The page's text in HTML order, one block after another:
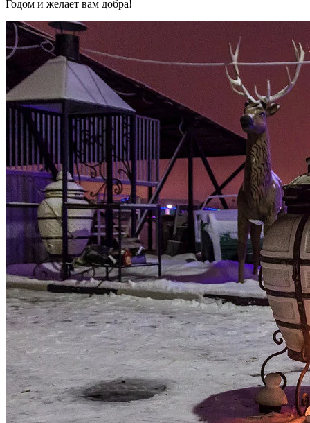
Годом и желает вам добра!